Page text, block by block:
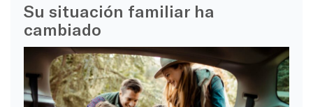
Su situación familiar ha
cambiado